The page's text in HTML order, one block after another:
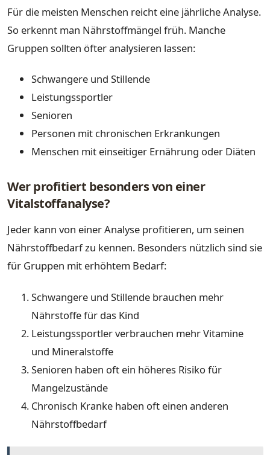
Für die meisten Menschen reicht eine jährliche Analyse.
So erkennt man Nährstoffmängel früh. Manche
Gruppen sollten öfter analysieren lassen:
Schwangere und Stillende
Leistungssportler
Senioren
Personen mit chronischen Erkrankungen
Menschen mit einseitiger Ernährung oder Diäten
Wer profitiert besonders von einer
Vitalstoffanalyse?
Jeder kann von einer Analyse profitieren, um seinen
Nährstoffbedarf zu kennen. Besonders nützlich sind sie
für Gruppen mit erhöhtem Bedarf:
Schwangere und Stillende brauchen mehr
Nährstoffe für das Kind
Leistungssportler verbrauchen mehr Vitamine
und Mineralstoffe
Senioren haben oft ein höheres Risiko für
Mangelzustände
Chronisch Kranke haben oft einen anderen
Nährstoffbedarf